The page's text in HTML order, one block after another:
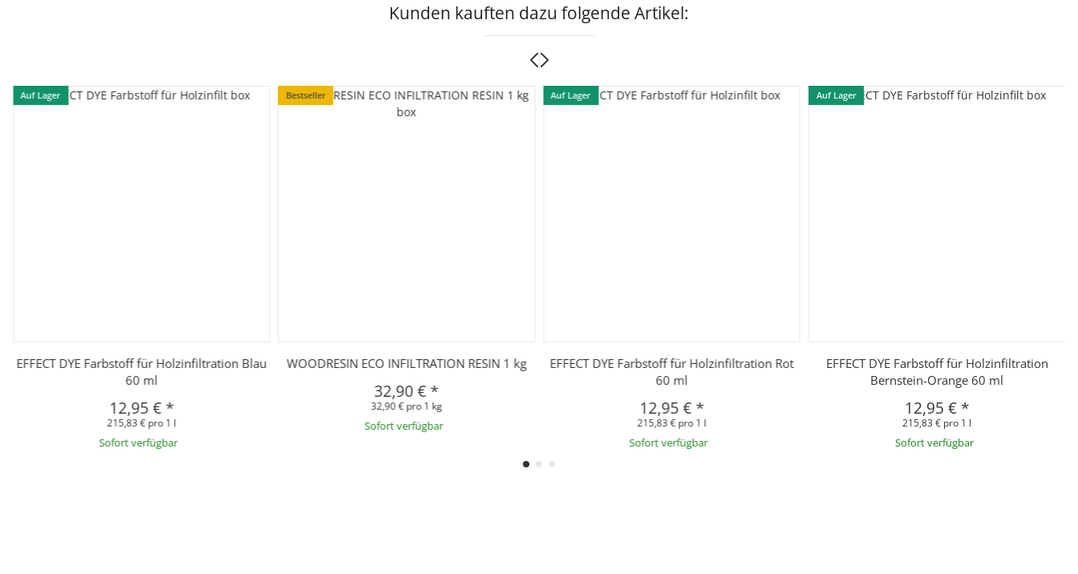
Kunden kauften dazu folgende Artikel:
Auf Lager
EFFECT DYE Farbstoff für Holzinfiltration Blau
60 ml
12,95 €*
215,83 € pro 1 l
Sofort verfügbar
Bestseller
WOODRESIN ECO INFILTRATION RESIN 1 kg
32,90 €*
32,90 € pro 1 kg
Sofort verfügbar
Auf Lager
EFFECT DYE Farbstoff für Holzinfiltration Rot
60 ml
12,95 €*
215,83 € pro 1 l
Sofort verfügbar
Auf Lager
EFFECT DYE Farbstoff für Holzinfiltration
Bernstein-Orange 60 ml
12,95 € *
215,83 € pro 1 l
Sofort verfügbar